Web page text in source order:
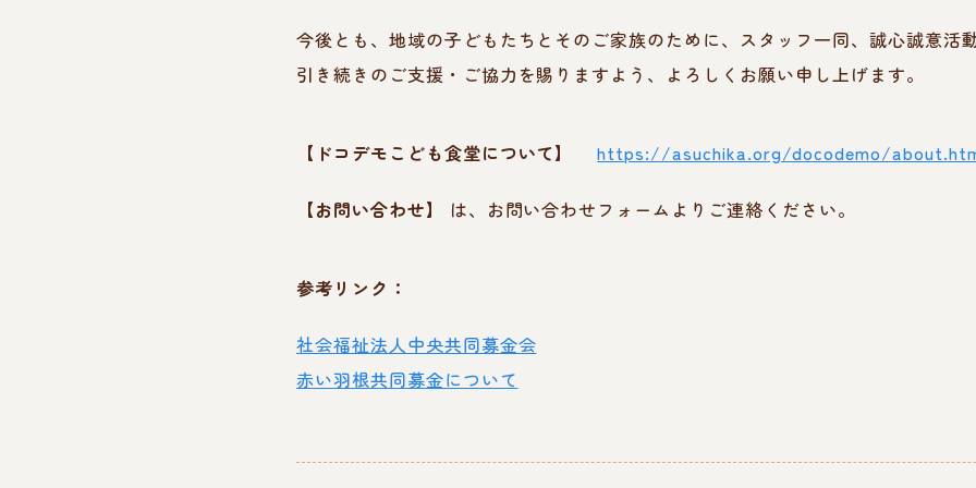
今後とも、地域の子どもたちとそのご家族のために、スタッフ一同、誠心誠意活
引き続きのご支援・ご協力を賜りますよう、よろしくお願い申し上げます。
【ドコデモこども食堂について】 https://asuchika.org/docodemo/
【お問い合わせ】 は、お問い合わせフォームよりご連絡ください。
参考リンク：
社会福祉法人中央共同募金会
赤い羽根共同募金について